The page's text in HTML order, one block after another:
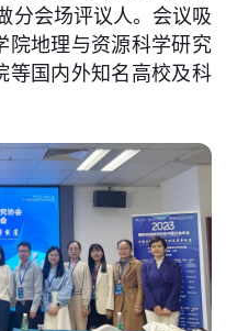
分会场评议人。会议吸
院地理与资源科学研究
等国内外知名高校及科